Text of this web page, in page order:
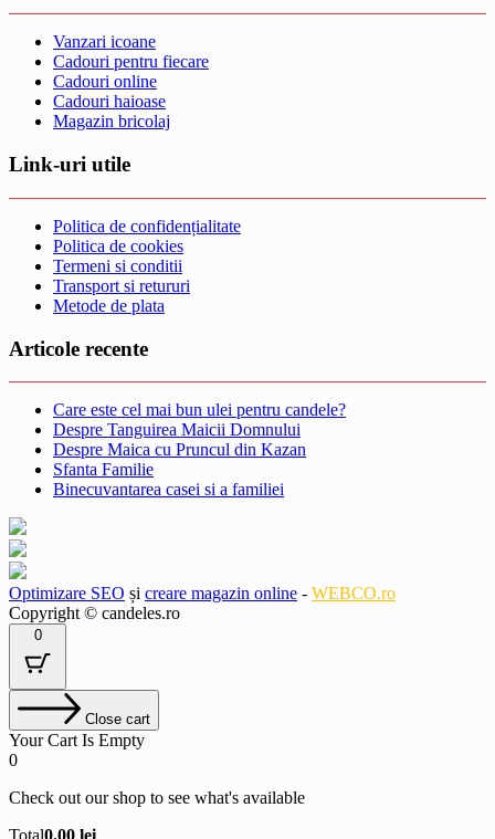
Vanzari icoane
Cadouri pentru fiecare
Cadouri online
Cadouri haioase
Magazin bricolaj
Link-uri utile
Politica de confidențialitate
Politica de cookies
Termeni si conditii
Transport si retururi
Metode de plata
Articole recente
Care este cel mai bun ulei pentru candele?
Despre Tanguirea Maicii Domnului
Despre Maica cu Pruncul din Kazan
Sfanta Familie
Binecuvantarea casei si a familiei
Optimizare SEO și creare magazin online - WEBCO.ro
Copyright © candeles.ro
0
Close cart
Your Cart Is Empty
0
Check out our shop to see what's available
Cart